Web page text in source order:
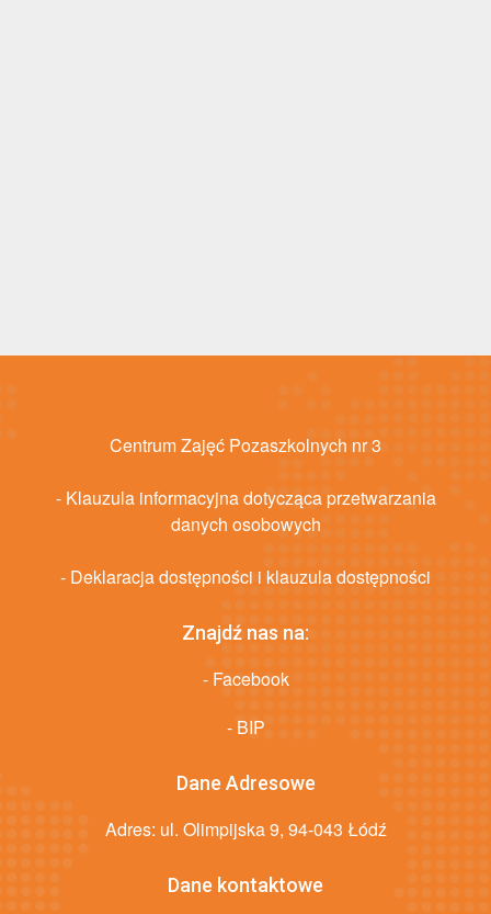
Centrum Zajęć Pozaszkolnych nr 3
- Klauzula informacyjna dotycząca przetwarzania
danych osobowych
- Deklaracja dostępności i klauzula dostępności
Znajdź nas na:
- Facebook
- BIP
Dane Adresowe
Adres: ul. Olimpijska 9, 94-043 Łódź
Dane kontaktowe